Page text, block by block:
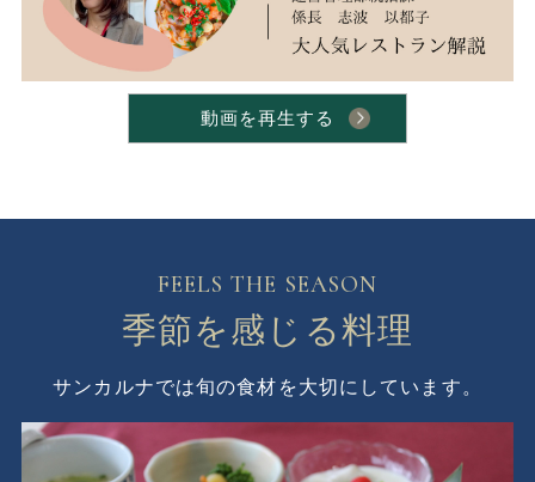
動画を再生する
FEELS THE SEASON
季節を感じる料理
サンカルナでは旬の食材を大切にしています。